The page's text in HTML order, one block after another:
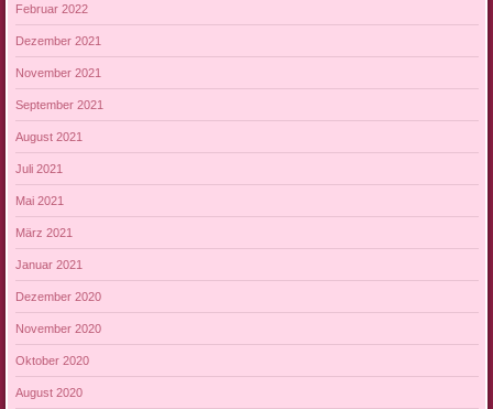
Februar 2022
Dezember 2021
November 2021
September 2021
August 2021
Juli 2021
Mai 2021
März 2021
Januar 2021
Dezember 2020
November 2020
Oktober 2020
August 2020